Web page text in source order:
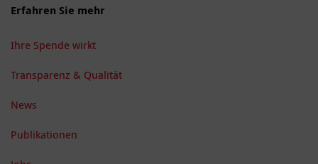
Erfahren Sie mehr
Ihre Spende wirkt
Transparenz & Qualität
News
Publikationen